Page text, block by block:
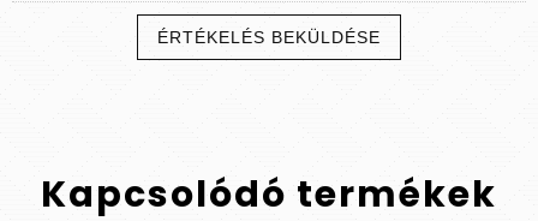
ÉRTÉKELÉS BEKÜLDÉSE
Kapcsolódó termékek